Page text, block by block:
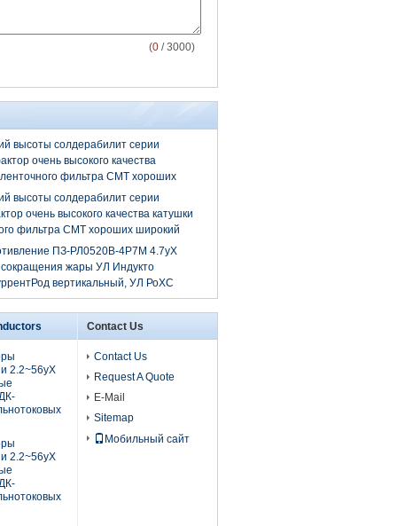
(0 / 3000)
высоты солдерабилит серии
очень высокого качества
ленточного фильтра СМТ хороших
высоты солдерабилит серии
очень высокого качества катушки
фильтра СМТ хороших широкий
ПЗ-РЛ0520В-4Р7М 4.7уХ
жары УЛ Индукто
вертикальный, УЛ РоХС
2.2~56уХ
2.2~56уХ
Contact Us
Contact Us
Request A Quote
E-Mail
Sitemap
Мобильный сайт